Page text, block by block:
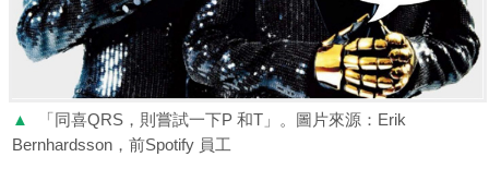
▲
「同喜QRS，則嘗試一下P 和T」。圖片來源：Erik
Bernhardsson，前Spotify 員工